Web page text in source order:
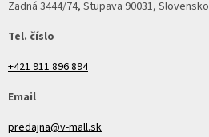
Zadná 3444/74, Stupava 90031, Slovensko
Tel. číslo
+421 911 896 894
Email
predajna@v-mall.sk